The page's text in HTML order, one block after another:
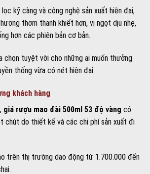
kỹ càng và công nghệ sản xuất hiện đại,
thơm thanh khiết hơn, vị ngọt dịu nhẹ,
hơn các phiên bản cơ bản.
chọn tuyệt vời cho những ai muốn thưởng
thống vừa có nét hiện đại.
khách hàng
giá rượu mao đài 500ml 53 độ vàng có
chút do thiết kế và các chi phí sản xuất đi
trên thị trường dao động từ 1.700.000 đến